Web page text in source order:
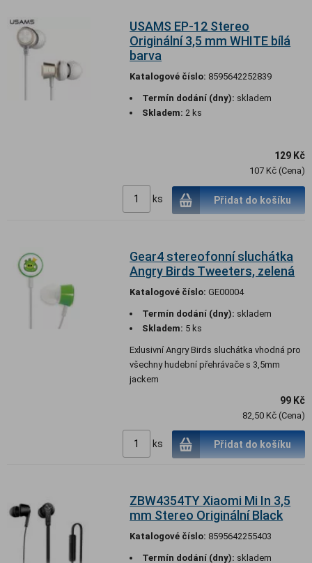
USAMS EP-12 Stereo
Originální 3,5 mm WHITE bílá
barva
Katalogové číslo: 8595642252839
Termín dodání (dny): skladem
Skladem: 2 ks
129 Kč
107 Kč (Cena)
ks Přidat do košíku
Gear4 stereofonní sluchátka
Angry Birds Tweeters, zelená
Katalogové číslo: GE00004
Termín dodání (dny): skladem
Skladem: 5 ks
Exlusivní Angry Birds sluchátka vhodná pro
všechny hudební přehrávače s 3,5mm
jackem
99 Kč
82,50 Kč (Cena)
ks Přidat do košíku
ZBW4354TY Xiaomi Mi In 3,5
mm Stereo Originální Black
Katalogové číslo: 8595642255403
Termín dodání (dny): skladem